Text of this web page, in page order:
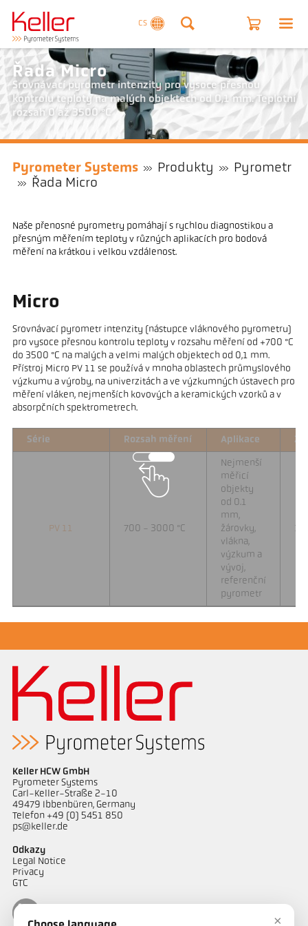
CS
Řada Micro
Srovnávací pyrometr intenzity pro vysoce přesnou
kontrolu teploty na malých objektech od 0,1 mm. Teplotní
rozsah 0 až 3500 °C
Pyrometer Systems Produkty
Pyrometr
Řada Micro
Naše přenosné pyrometry pomáhají s rychlou diagnostikou a
přesným měřením teploty v různých aplikacích pro bodová
měření na krátkou i velkou vzdálenost.
Micro
Srovnávací pyrometr intenzity (nástupce vláknového pyrometru)
pro vysoce přesnou kontrolu teploty v rozsahu měření od +700 °C
do 3500 °C na malých a velmi malých objektech od 0,1 mm.
Přístroj Micro PV 11 se používá v mnoha oblastech průmyslového
výzkumu a výroby, na univerzitách a ve výzkumných ústavech pro
měření vláken, nejmenších kovových a keramických vzorků a v
absorpčních spektrometrech.
Série Rozsah měření Aplikace
PV 11 700 - 3000 °C
Nejmenší
měřicí
objekty
od 0.1
mm,
žárovky,
vlákna,
výzkum a
vývoj,
referenční
pyrometr
1
Keller HCW GmbH
Pyrometer Systems
Carl-Keller-Straße 2-10
49479 Ibbenbüren, Germany
Telefon +49 (0) 5451 850
ps@keller.de
Odkazy
Legal Notice
Privacy
GTC
×